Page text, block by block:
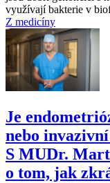
využívají bakterie v
Z medicíny
Je
nebo
S MUDr.
o tom, jak